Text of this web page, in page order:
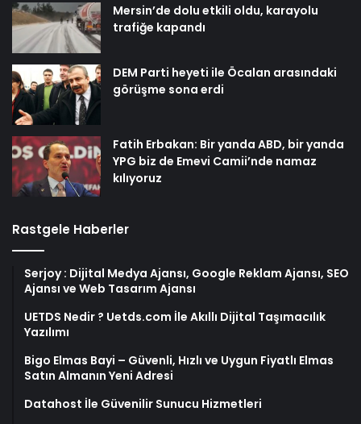
Mersin’de dolu etkili oldu, karayolu
trafiğe kapandı
DEM Parti heyeti ile Öcalan arasındaki
görüşme sona erdi
Fatih Erbakan: Bir yanda ABD, bir yanda
YPG biz de Emevi Camii’nde namaz
kılıyoruz
Rastgele Haberler
Serjoy : Dijital Medya Ajansı, Google Reklam Ajansı, SEO
Ajansı ve Web Tasarım Ajansı
UETDS Nedir ? Uetds.com İle Akıllı Dijital Taşımacılık
Yazılımı
Bigo Elmas Bayi – Güvenli, Hızlı ve Uygun Fiyatlı Elmas
Satın Almanın Yeni Adresi
Datahost İle Güvenilir Sunucu Hizmetleri